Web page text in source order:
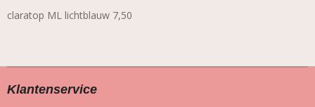
claratop ML lichtblauw 7,50
Klantenservice